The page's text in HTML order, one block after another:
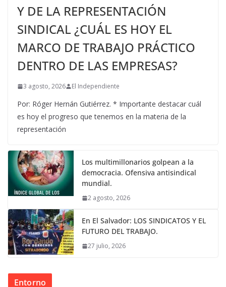
Y DE LA REPRESENTACIÓN
SINDICAL ¿CUÁL ES HOY EL
MARCO DE TRABAJO PRÁCTICO
DENTRO DE LAS EMPRESAS?
3 agosto, 2026 El Independiente
Por: Róger Hernán Gutiérrez. * Importante destacar cuál
es hoy el progreso que tenemos en la materia de la
representación
Los multimillonarios golpean a la
democracia. Ofensiva antisindical
mundial.
2 agosto, 2026
En El Salvador: LOS SINDICATOS Y EL
FUTURO DEL TRABAJO.
27 julio, 2026
Entorno